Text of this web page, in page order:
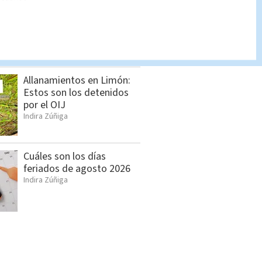
Hombre asesinado en
Allanamientos en Limón:
Estos son los detenidos
por el OIJ
Indira Zúñiga
Cuáles son los días
feriados de agosto 2026
Indira Zúñiga